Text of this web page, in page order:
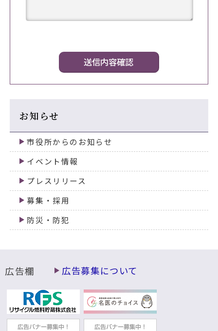
お知らせ
市役所からのお知らせ
イベント情報
プレスリリース
募集・採用
防災・防犯
広告欄 広告募集について